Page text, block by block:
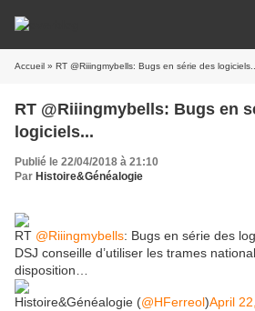
Accueil » RT @Riiingmybells: Bugs en série des logiciels...
RT @Riiingmybells: Bugs en
logiciels...
Publié le 22/04/2018 à 21:10
Par Histoire&Généalogie
RT @Riiingmybells: Bugs en série des
DSJ conseille d’utiliser les trames
disposition…
Histoire&Généalogie (@HFerreol)April